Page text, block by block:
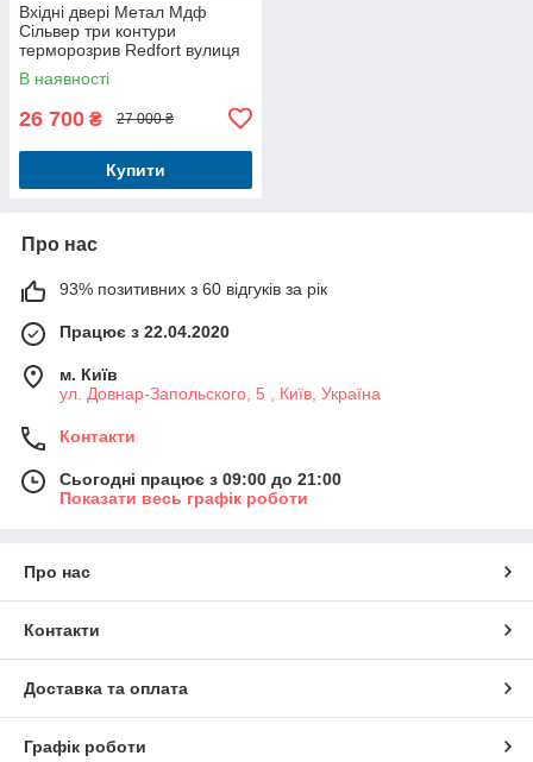
Вхідні двері Метал Мдф
Сільвер три контури
терморозрив Redfort вулиця
В наявності
26 700 ₴ 27 000 ₴
Купити
Про нас
93% позитивних з 60 відгуків за рік
Працює з 22.04.2020
м. Київ
ул. Довнар-Запольского, 5 , Київ, Україна
Контакти
Сьогодні працює з 09:00 до 21:00
Показати весь графік роботи
Про нас
Контакти
Доставка та оплата
Графік роботи